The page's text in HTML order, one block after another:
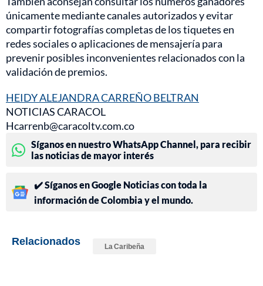
únicamente mediante canales autorizados y evitar
compartir fotografías completas de los tiquetes en
redes sociales o aplicaciones de mensajería para
prevenir posibles inconvenientes relacionados con la
validación de premios.
HEIDY ALEJANDRA CARREÑO BELTRAN
NOTICIAS CARACOL
Hcarrenb@caracoltv.com.co
Síganos en nuestro WhatsApp Channel, para recibir
las noticias de mayor interés
✔️ Síganos en Google Noticias con toda la
información de Colombia y el mundo.
Relacionados La Caribeña